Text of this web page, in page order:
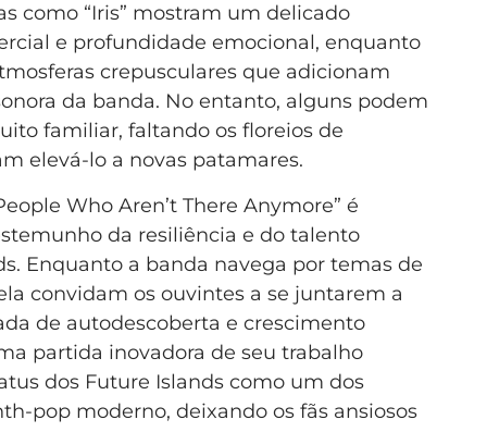
como “Iris” mostram um delicado
e profundidade emocional, enquanto
crepusculares que adicionam
da banda. No entanto, alguns podem
familiar, faltando os floreios de
elevá-lo a novas patamares.
Who Aren’t There Anymore” é
da resiliência e do talento
Enquanto a banda navega por temas de
convidam os ouvintes a se juntarem a
de autodescoberta e crescimento
partida inovadora de seu trabalho
dos Future Islands como um dos
pop moderno, deixando os fãs ansiosos